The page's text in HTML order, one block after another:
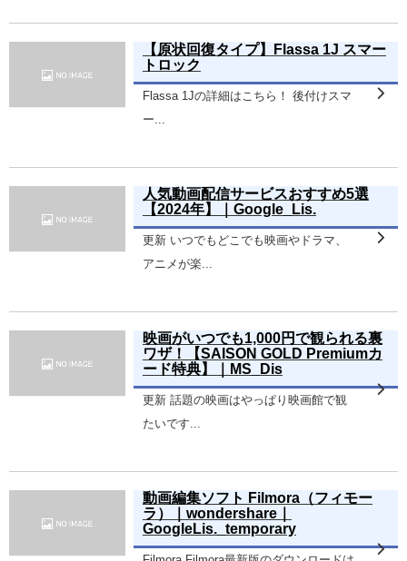
【原状回復タイプ】Flassa 1J スマー
トロック
Flassa 1Jの詳細はこちら！ 後付けスマ
ー...
人気動画配信サービスおすすめ5選
【2024年】｜Google_Lis.
更新 いつでもどこでも映画やドラマ、
アニメが楽...
映画がいつでも1,000円で観られる裏
ワザ！【SAISON GOLD Premiumカ
ード特典】｜MS_Dis
更新 話題の映画はやっぱり映画館で観
たいです...
動画編集ソフト Filmora（フィモー
ラ）｜wondershare｜
GoogleLis._temporary